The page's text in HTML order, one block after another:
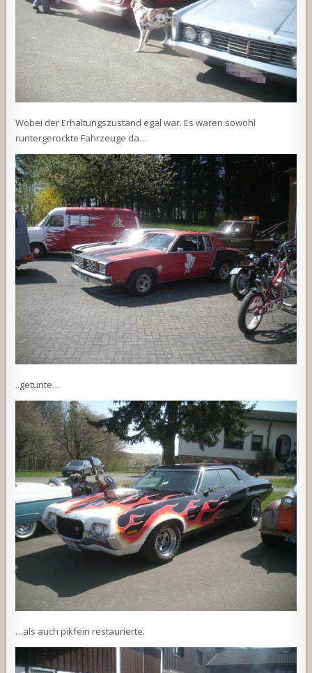
Wobei der Erhaltungszustand egal war. Es waren sowohl
runtergerockte Fahrzeuge da…
..getunte…
…als auch pikfein restaurierte.